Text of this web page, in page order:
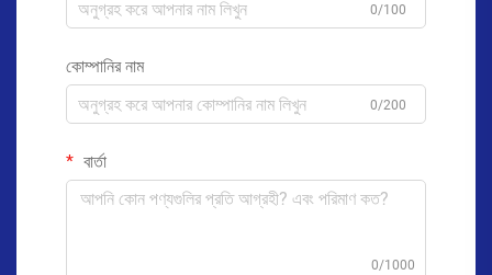
0/100
কোম্পানির নাম
0/200
বার্তা
0/1000